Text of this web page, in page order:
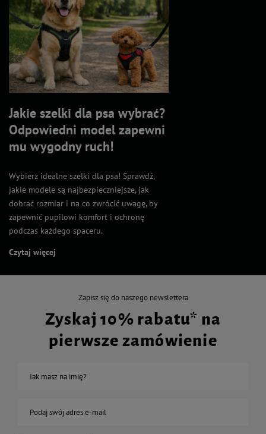
Jakie szelki dla psa wybrać?
Odpowiedni model zapewni
mu wygodny ruch!
Wybierz idealne szelki dla psa! Sprawdź,
jakie modele są najbezpieczniejsze, jak
dobrać rozmiar i na co zwrócić uwagę, by
zapewnić pupilowi komfort i ochronę
podczas każdego spaceru.
Czytaj więcej
Zapisz się do naszego newslettera
Zyskaj 10% rabatu* na
pierwsze zamówienie
Jak masz na imię?
Podaj swój adres e-mail